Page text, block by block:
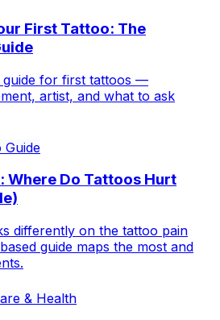
First Tattoo: The
guide for first tattoos —
artist, and what to ask
Guide
Where Do Tattoos Hurt
differently on the tattoo pain
guide maps the most and
& Health